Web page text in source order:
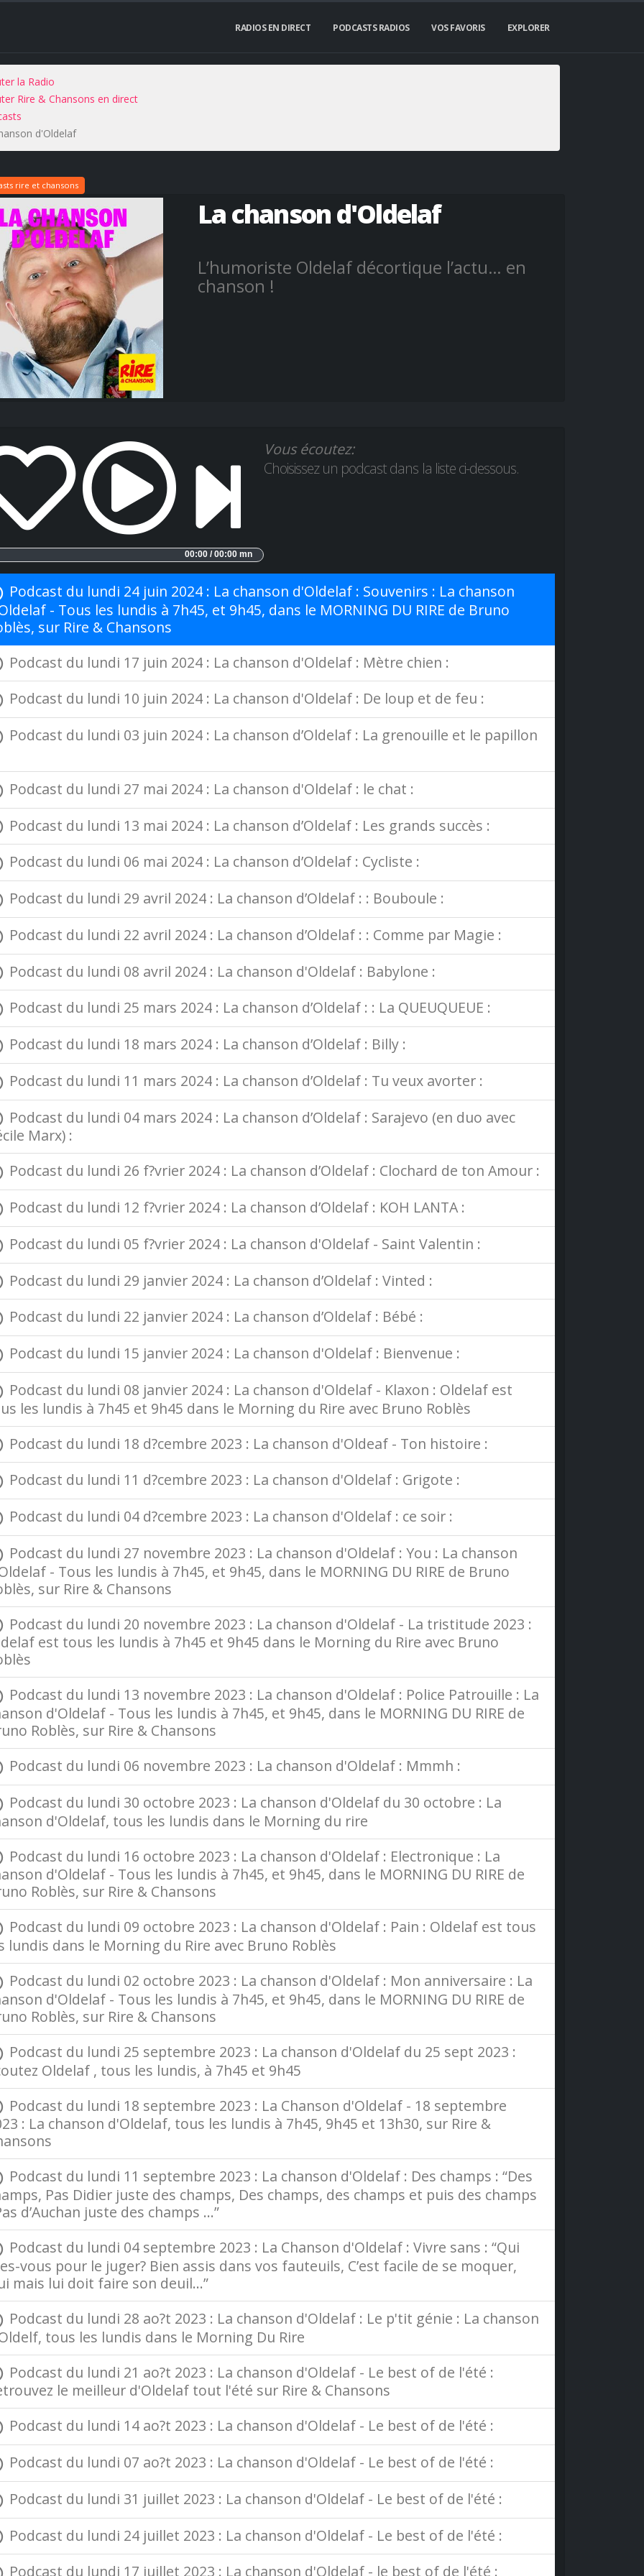
RADIOS EN DIRECT PODCASTS RADIOS VOS FAVORIS EXPLORER
la Radio
Rire & Chansons en direct
d'Oldelaf
rire et chansons
La chanson d'Oldelaf
L’humoriste Oldelaf décortique l’actu… en
chanson !
00:00 / 00:00 mn
Vous écoutez:
Choisissez un podcast dans la liste ci-dessous.
Podcast du lundi 24 juin 2024 : La chanson d'Oldelaf : Souvenirs : La chanson
- Tous les lundis à 7h45, et 9h45, dans le MORNING DU RIRE de Bruno
sur Rire & Chansons
Podcast du lundi 17 juin 2024 : La chanson d'Oldelaf : Mètre chien :
Podcast du lundi 10 juin 2024 : La chanson d'Oldelaf : De loup et de feu :
Podcast du lundi 03 juin 2024 : La chanson d’Oldelaf : La grenouille et le papillon
Podcast du lundi 27 mai 2024 : La chanson d'Oldelaf : le chat :
Podcast du lundi 13 mai 2024 : La chanson d’Oldelaf : Les grands succès :
Podcast du lundi 06 mai 2024 : La chanson d’Oldelaf : Cycliste :
Podcast du lundi 29 avril 2024 : La chanson d’Oldelaf : : Bouboule :
Podcast du lundi 22 avril 2024 : La chanson d’Oldelaf : : Comme par Magie :
Podcast du lundi 08 avril 2024 : La chanson d'Oldelaf : Babylone :
Podcast du lundi 25 mars 2024 : La chanson d’Oldelaf : : La QUEUQUEUE :
Podcast du lundi 18 mars 2024 : La chanson d’Oldelaf : Billy :
Podcast du lundi 11 mars 2024 : La chanson d’Oldelaf : Tu veux avorter :
Podcast du lundi 04 mars 2024 : La chanson d’Oldelaf : Sarajevo (en duo avec
Marx) :
Podcast du lundi 26 f?vrier 2024 : La chanson d’Oldelaf : Clochard de ton Amour :
Podcast du lundi 12 f?vrier 2024 : La chanson d’Oldelaf : KOH LANTA :
Podcast du lundi 05 f?vrier 2024 : La chanson d'Oldelaf - Saint Valentin :
Podcast du lundi 29 janvier 2024 : La chanson d’Oldelaf : Vinted :
Podcast du lundi 22 janvier 2024 : La chanson d’Oldelaf : Bébé :
Podcast du lundi 15 janvier 2024 : La chanson d'Oldelaf : Bienvenue :
Podcast du lundi 08 janvier 2024 : La chanson d'Oldelaf - Klaxon : Oldelaf est
les lundis à 7h45 et 9h45 dans le Morning du Rire avec Bruno Roblès
Podcast du lundi 18 d?cembre 2023 : La chanson d'Oldeaf - Ton histoire :
Podcast du lundi 11 d?cembre 2023 : La chanson d'Oldelaf : Grigote :
Podcast du lundi 04 d?cembre 2023 : La chanson d'Oldelaf : ce soir :
Podcast du lundi 27 novembre 2023 : La chanson d'Oldelaf : You : La chanson
- Tous les lundis à 7h45, et 9h45, dans le MORNING DU RIRE de Bruno
sur Rire & Chansons
Podcast du lundi 20 novembre 2023 : La chanson d'Oldelaf - La tristitude 2023 :
est tous les lundis à 7h45 et 9h45 dans le Morning du Rire avec Bruno
Podcast du lundi 13 novembre 2023 : La chanson d'Oldelaf : Police Patrouille : La
d'Oldelaf - Tous les lundis à 7h45, et 9h45, dans le MORNING DU RIRE de
Roblès, sur Rire & Chansons
Podcast du lundi 06 novembre 2023 : La chanson d'Oldelaf : Mmmh :
Podcast du lundi 30 octobre 2023 : La chanson d'Oldelaf du 30 octobre : La
d'Oldelaf, tous les lundis dans le Morning du rire
Podcast du lundi 16 octobre 2023 : La chanson d'Oldelaf : Electronique : La
d'Oldelaf - Tous les lundis à 7h45, et 9h45, dans le MORNING DU RIRE de
Roblès, sur Rire & Chansons
Podcast du lundi 09 octobre 2023 : La chanson d'Oldelaf : Pain : Oldelaf est tous
lundis dans le Morning du Rire avec Bruno Roblès
Podcast du lundi 02 octobre 2023 : La chanson d'Oldelaf : Mon anniversaire : La
d'Oldelaf - Tous les lundis à 7h45, et 9h45, dans le MORNING DU RIRE de
Roblès, sur Rire & Chansons
Podcast du lundi 25 septembre 2023 : La chanson d'Oldelaf du 25 sept 2023 :
Oldelaf , tous les lundis, à 7h45 et 9h45
Podcast du lundi 18 septembre 2023 : La Chanson d'Oldelaf - 18 septembre
: La chanson d'Oldelaf, tous les lundis à 7h45, 9h45 et 13h30, sur Rire &
Podcast du lundi 11 septembre 2023 : La chanson d'Oldelaf : Des champs : “Des
Pas Didier juste des champs, Des champs, des champs et puis des champs
d’Auchan juste des champs …”
Podcast du lundi 04 septembre 2023 : La Chanson d'Oldelaf : Vivre sans : “Qui
vous pour le juger? Bien assis dans vos fauteuils, C’est facile de se moquer,
mais lui doit faire son deuil…”
Podcast du lundi 28 ao?t 2023 : La chanson d'Oldelaf : Le p'tit génie : La chanson
tous les lundis dans le Morning Du Rire
Podcast du lundi 21 ao?t 2023 : La chanson d'Oldelaf - Le best of de l'été :
le meilleur d'Oldelaf tout l'été sur Rire & Chansons
Podcast du lundi 14 ao?t 2023 : La chanson d'Oldelaf - Le best of de l'été :
Podcast du lundi 07 ao?t 2023 : La chanson d'Oldelaf - Le best of de l'été :
Podcast du lundi 31 juillet 2023 : La chanson d'Oldelaf - Le best of de l'été :
Podcast du lundi 24 juillet 2023 : La chanson d'Oldelaf - Le best of de l'été :
Podcast du lundi 17 juillet 2023 : La chanson d'Oldelaf - le best of de l'été :